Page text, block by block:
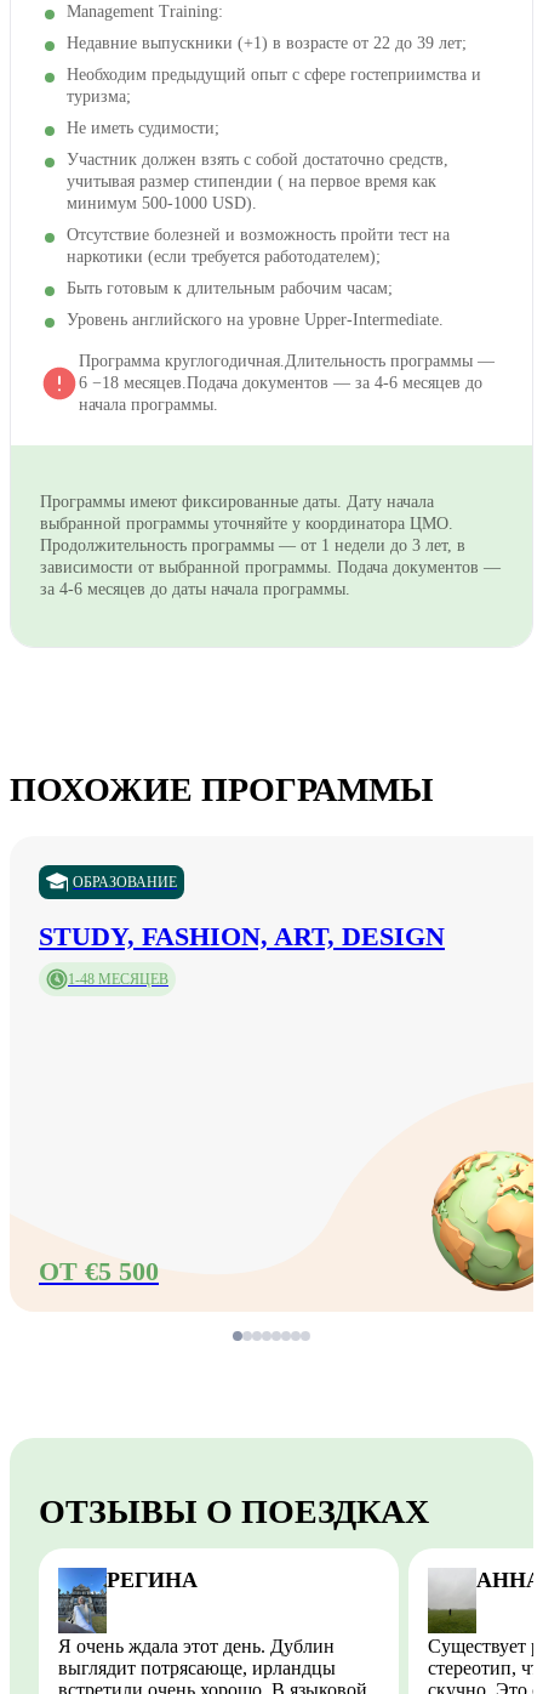
Management Training:
Недавние выпускники (+1) в возрасте от 22 до 39 лет;
Необходим предыдущий опыт с сфере гостеприимства и
туризма;
Не иметь судимости;
Участник должен взять с собой достаточно средств,
учитывая размер стипендии ( на первое время как
минимум 500-1000 USD).
Отсутствие болезней и возможность пройти тест на
наркотики (если требуется работодателем);
Быть готовым к длительным рабочим часам;
Уровень английского на уровне Upper-Intermediate.
Программа круглогодичная.Длительность программы —
6 −18 месяцев.Подача документов — за 4-6 месяцев до
начала программы.
Программы имеют фиксированные даты. Дату начала
выбранной программы уточняйте у координатора ЦМО.
Продолжительность программы — от 1 недели до 3 лет, в
зависимости от выбранной программы. Подача документов —
за 4-6 месяцев до даты начала программы.
ПОХОЖИЕ ПРОГРАММЫ
ОБРАЗОВАНИЕ
STUDY, FASHION, ART, DESIGN
1-48 МЕСЯЦЕВ
ОТ €5 500
ОТЗЫВЫ О ПОЕЗДКАХ
РЕГИНА
Я очень ждала этот день. Дублин
выглядит потрясающе, ирландцы
АННА
Существует
стереотип,